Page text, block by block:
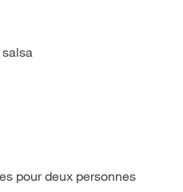
pour deux personnes